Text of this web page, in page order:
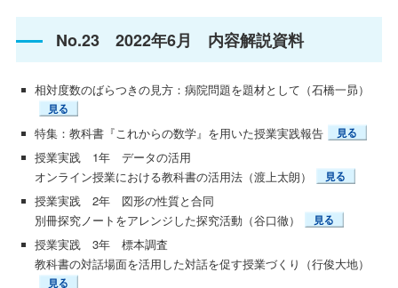
No.23 2022年6月 内容解説資料
相対度数のばらつきの見方：病院問題を題材として（石橋一昴）
特集：教科書『これからの数学』を用いた授業実践報告
授業実践 1年 データの活用
オンライン授業における教科書の活用法（渡上太朗）
授業実践 2年 図形の性質と合同
別冊探究ノートをアレンジした探究活動（谷口徹）
授業実践 3年 標本調査
教科書の対話場面を活用した対話を促す授業づくり（行俊大地）